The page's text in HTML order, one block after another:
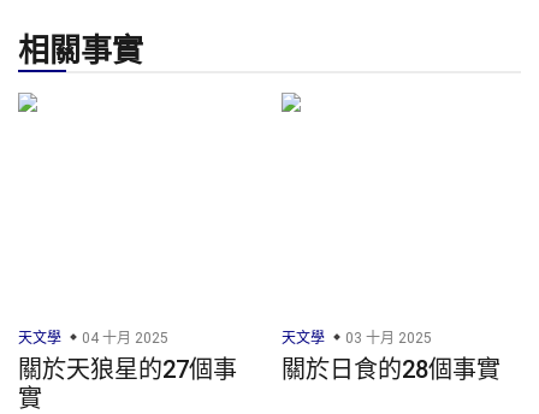
相關事實
天文學 04 十月 2025
關於天狼星的27個事
實
天文學 03 十月 2025
關於日食的28個事實